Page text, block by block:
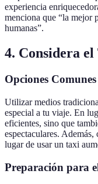
experiencia
menciona que “la mejor
humanas”.
4. Considera
Opciones
Utilizar medios
especial a tu viaje. En
eficientes, sino que
espectaculares.
lugar de usar un taxi
Preparación para